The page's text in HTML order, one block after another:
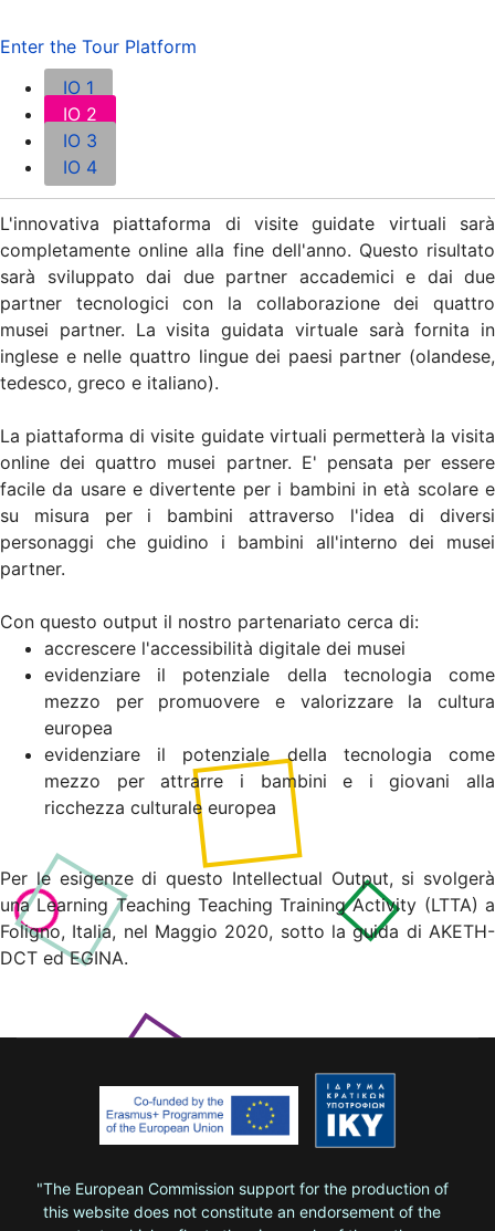
Enter the Tour Platform
IO 1
IO 2
IO 3
IO 4
L'innovativa piattaforma di visite guidate virtuali sarà
completamente online alla fine dell'anno. Questo risultato
sarà sviluppato dai due partner accademici e dai due
partner tecnologici con la collaborazione dei quattro
musei partner. La visita guidata virtuale sarà fornita in
inglese e nelle quattro lingue dei paesi partner (olandese,
tedesco, greco e italiano).
La piattaforma di visite guidate virtuali permetterà la visita
online dei quattro musei partner. E' pensata per essere
facile da usare e divertente per i bambini in età scolare e
su misura per i bambini attraverso l'idea di diversi
personaggi che guidino i bambini all'interno dei musei
partner.
Con questo output il nostro partenariato cerca di:
accrescere l'accessibilità digitale dei musei
evidenziare il potenziale della tecnologia come
mezzo per promuovere e valorizzare la cultura
europea
evidenziare il potenziale della tecnologia come
mezzo per attrarre i bambini e i giovani alla
ricchezza culturale europea
Per le esigenze di questo Intellectual Output, si svolgerà
una Learning Teaching Teaching Training Activity (LTTA) a
Foligno, Italia, nel Maggio 2020, sotto la guida di AKETH-
DCT ed EGINA.
"The European Commission support for the production of
this website does not constitute an endorsement of the